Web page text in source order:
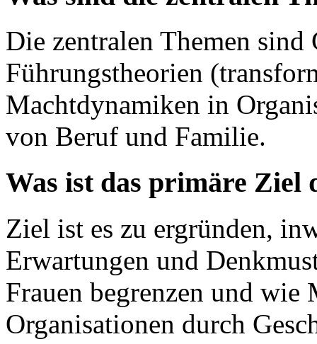
Die zentralen Themen sind
Führungstheorien
Machtdynamiken in
von Beruf und Familie.
Was ist das primäre Ziel
Ziel ist es zu ergründen,
Erwartungen und
Frauen begrenzen und wie
Organisationen durch